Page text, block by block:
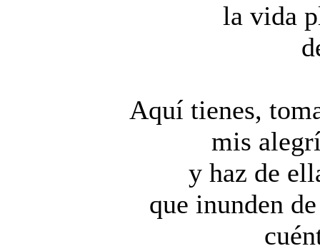
la vida
Aquí tienes,
mis
y haz de
que inunden